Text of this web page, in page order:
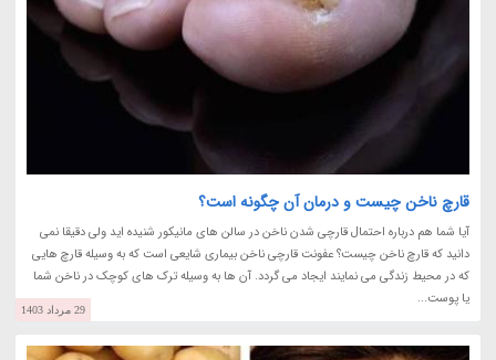
قارچ ناخن چیست و درمان آن چگونه است؟
آیا شما هم درباره احتمال قارچی شدن ناخن در سالن های مانیکور شنیده اید ولی دقیقا نمی
دانید که قارچ ناخن چیست؟ عفونت قارچی ناخن بیماری شایعی است که به وسیله قارچ هایی
که در محیط زندگی می نمایند ایجاد می گردد. آن ها به وسیله ترک های کوچک در ناخن شما
یا پوست...
29 مرداد 1403